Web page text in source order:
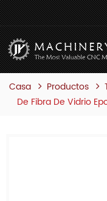
Casa Productos
De Fibra De Vidrio